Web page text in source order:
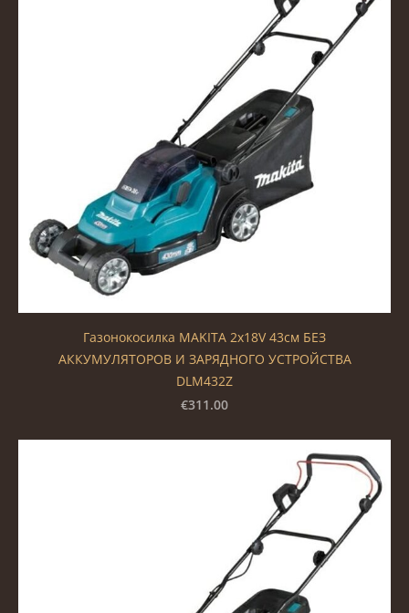
Газонокосилка MAKITA 2x18V 43см БЕЗ
АККУМУЛЯТОРОВ И ЗАРЯДНОГО УСТРОЙСТВА
DLM432Z
€311.00